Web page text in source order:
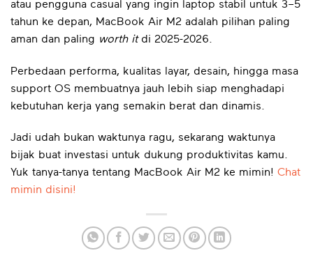
atau pengguna casual yang ingin laptop stabil untuk 3–5
tahun ke depan, MacBook Air M2 adalah pilihan paling
aman dan paling worth itdi 2025-2026.
Perbedaan performa, kualitas layar, desain, hingga masa
support OS membuatnya jauh lebih siap menghadapi
kebutuhan kerja yang semakin berat dan dinamis.
Jadi udah bukan waktunya ragu, sekarang waktunya
bijak buat investasi untuk dukung produktivitas kamu.
Yuk tanya-tanya tentang MacBook Air M2 ke mimin! Chat
mimin disini!